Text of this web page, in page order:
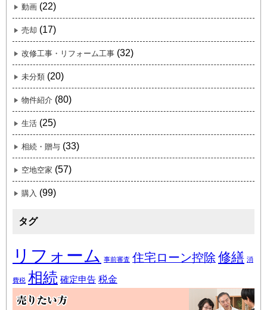
動画 (22)
売却 (17)
改修工事・リフォーム工事 (32)
未分類 (20)
物件紹介 (80)
生活 (25)
相続・贈与 (33)
空地空家 (57)
購入 (99)
タグ
リフォーム 事前審査 住宅ローン控除 修繕 消
費税 相続 確定申告 税金